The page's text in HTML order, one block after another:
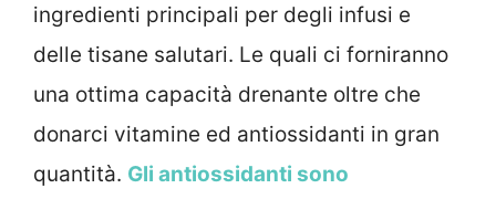
ingredienti principali per degli infusi e
delle tisane salutari. Le quali ci forniranno
una ottima capacità drenante oltre che
donarci vitamine ed antiossidanti in gran
quantità. Gli antiossidanti sono